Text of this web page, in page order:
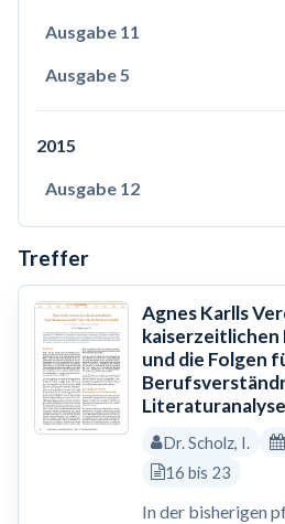
Ausgabe 11
Ausgabe 5
2015
Ausgabe 12
Treffer
Agnes Karlls
kaiserzeitlichen
und die Folgen
Literaturanalyse
Dr. Scholz, I.
16 bis 23
In der bisherigen